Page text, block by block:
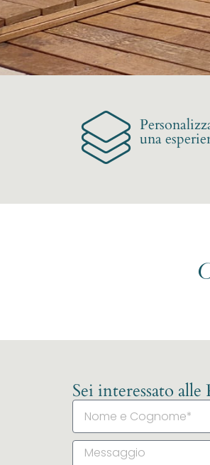
una
Sei interessato